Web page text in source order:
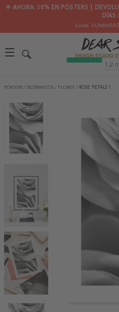
🌟 AHORA: 30% EN PÓSTERS ┃
DÍAS
Code:
PÓSTERS / BOTÁNICOS / FLORES / ROSE PETALS 1